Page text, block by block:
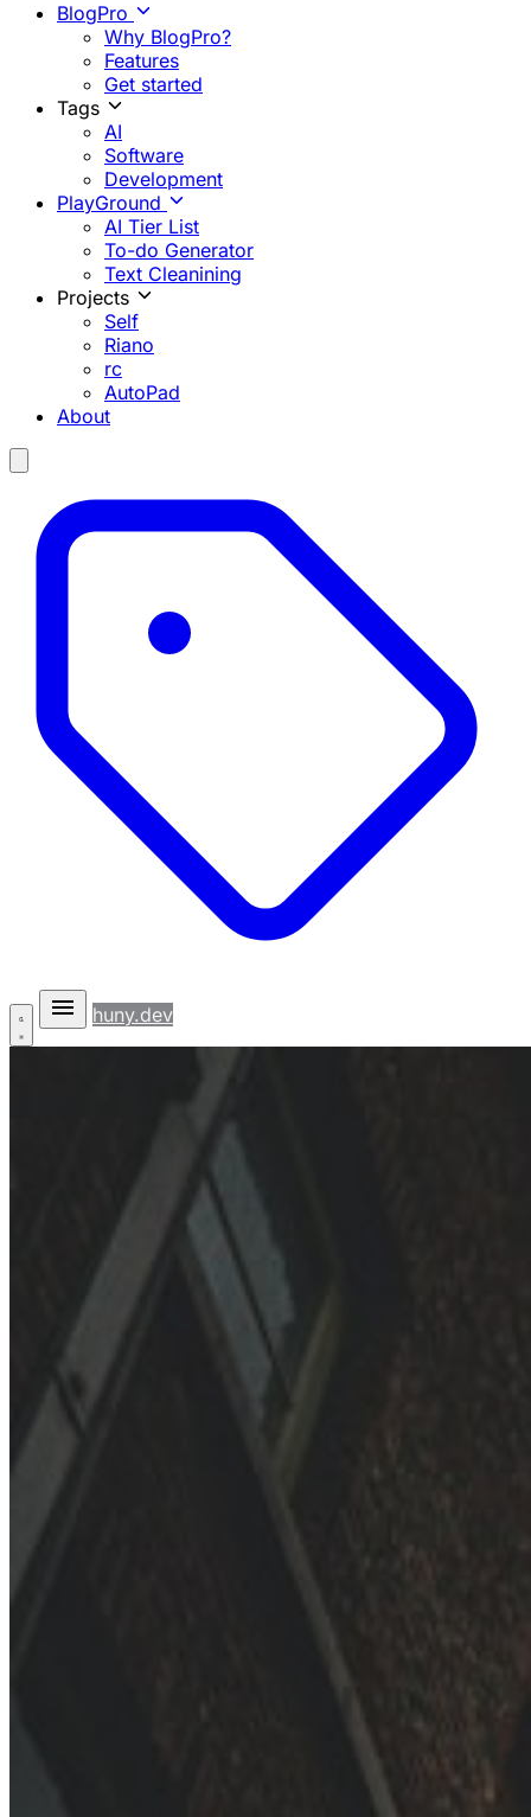
BlogPro
Why BlogPro?
Features
Get started
Tags
AI
Software
Development
PlayGround
AI Tier List
To-do Generator
Text Cleanining
Projects
Self
Riano
rc
AutoPad
About
huny.dev